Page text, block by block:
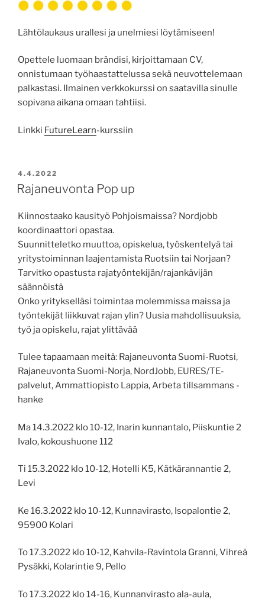
Lähtölaukaus urallesi ja unelmiesi löytämiseen!
Opettele luomaan brändisi, kirjoittamaan CV,
onnistumaan työhaastattelussa sekä neuvottelemaan
palkastasi. Ilmainen verkkokurssi on saatavilla sinulle
sopivana aikana omaan tahtiisi.
Linkki FutureLearn-kurssiin
POSTED
ON
4.4.2022
Rajaneuvonta Pop up
Kiinnostaako kausityö Pohjoismaissa? Nordjobb
koordinaattori opastaa.
Suunnitteletko muuttoa, opiskelua, työskentelyä tai
yritystoiminnan laajentamista Ruotsiin tai Norjaan?
Tarvitko opastusta rajatyöntekijän/rajankävijän
säännöistä
Onko yritykselläsi toimintaa molemmissa maissa ja
työntekijät liikkuvat rajan ylin? Uusia mahdollisuuksia,
työ ja opiskelu, rajat ylittävää
Tulee tapaamaan meitä: Rajaneuvonta Suomi-Ruotsi,
Rajaneuvonta Suomi-Norja, NordJobb, EURES/TE-
palvelut, Ammattiopisto Lappia, Arbeta tillsammans -
hanke
Ma 14.3.2022 klo 10-12, Inarin kunnantalo, Piiskuntie 2
Ivalo, kokoushuone 112
Ti 15.3.2022 klo 10-12, Hotelli K5, Kätkärannantie 2,
Levi
Ke 16.3.2022 klo 10-12, Kunnavirasto, Isopalontie 2,
95900 Kolari
To 17.3.2022 klo 10-12, Kahvila-Ravintola Granni, Vihreä
Pysäkki, Kolarintie 9, Pello
To 17.3.2022 klo 14-16, Kunnanvirasto ala-aula,